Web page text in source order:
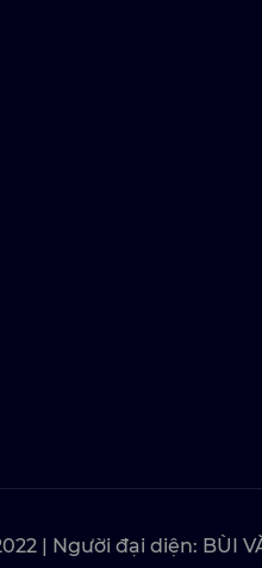
| Người đại diện: BÙI